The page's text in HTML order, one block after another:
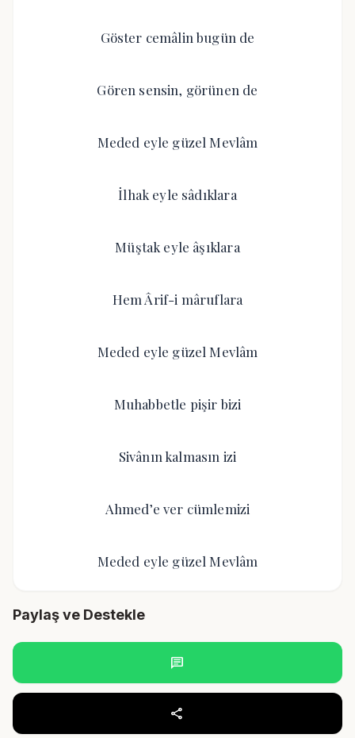
Göster cemâlin bugün de
Gören sensin, görünen de
Meded eyle güzel Mevlâm
İlhak eyle sâdıklara
Müştak eyle âşıklara
Hem Ârif-i mâruflara
Meded eyle güzel Mevlâm
Muhabbetle pişir bizi
Sivânın kalmasın izi
Ahmed’e ver cümlemizi
Meded eyle güzel Mevlâm
Paylaş ve Destekle
chat
share